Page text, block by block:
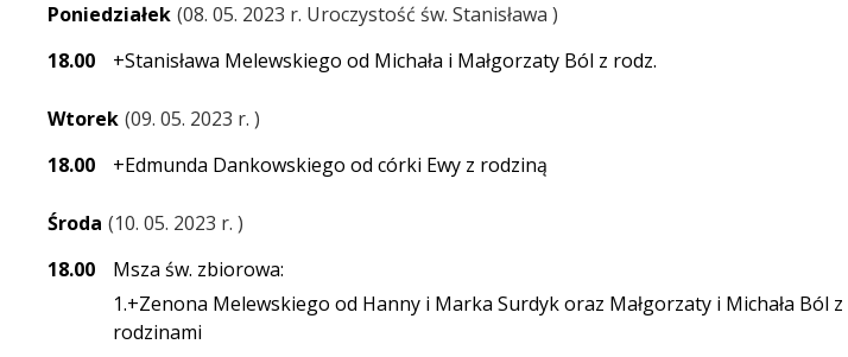
Poniedziałek 08. 05. 2023 r. Uroczystość św. Stanisława
18.00
+Stanisława Melewskiego od Michała i Małgorzaty Ból z rodz.
Wtorek 09. 05. 2023 r.
18.00
+Edmunda Dankowskiego od córki Ewy z rodziną
Środa 10. 05. 2023 r.
18.00
Msza św. zbiorowa:
1.+Zenona Melewskiego od Hanny i Marka Surdyk oraz Małgorzaty i Michała Ból z
rodzinami